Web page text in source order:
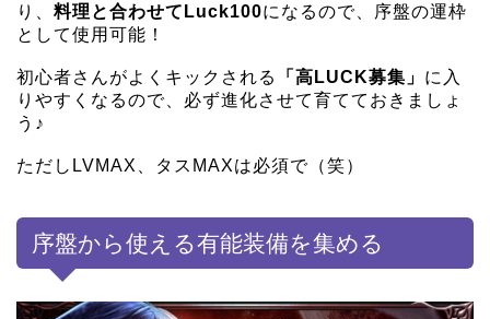
り、 料理と合わせてLuck100になるので、序盤の運枠
として使用可能！
初心者さんがよくキックされる 「高LUCK募集」 に入
りやすくなるので、必ず進化させて育てておきましょ
う♪
ただしLVMAX、タスMAXは必須で（笑）
序盤から使える有能装備を集める